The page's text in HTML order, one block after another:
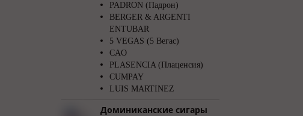
PADRON (Падрон)
BERGER & ARGENTI
ENTUBAR
5 VEGAS (5 Вегас)
CAO
PLASENCIA (Плаценсия)
CUMPAY
LUIS MARTINEZ
Доминиканские сигары